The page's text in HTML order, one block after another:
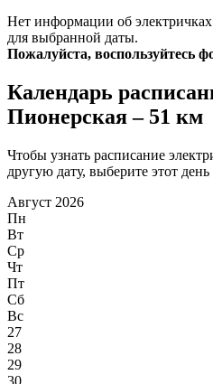
Нет информации об
для выбранной даты.
Пожалуйста, воспользуйтесь
Календарь
Пионерская – 51 км
Чтобы узнать расписание
другую дату, выберите этот день
Август 2026
Пн
Вт
Ср
Чт
Пт
Сб
Вс
27
28
29